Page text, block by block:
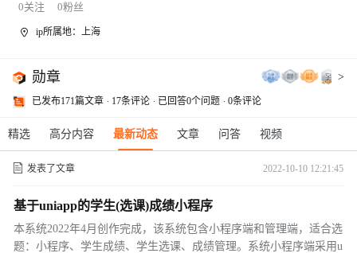
0关注 0粉丝
ip所属地：上海
勋章 >
已发布171篇文章 17条评论 已回答0个问题 0条评论
精选 高分内容 最新动态 文章 问答 视频
发表了文章 2022-10-10 12:21:45
基于uniapp的学生(选课)成绩小程序
本系统2022年4月创作完成，该系统包含小程序端和管理端，适合选
题：小程序、学生成绩、学生选课、成绩管理。系统小程序端采用u